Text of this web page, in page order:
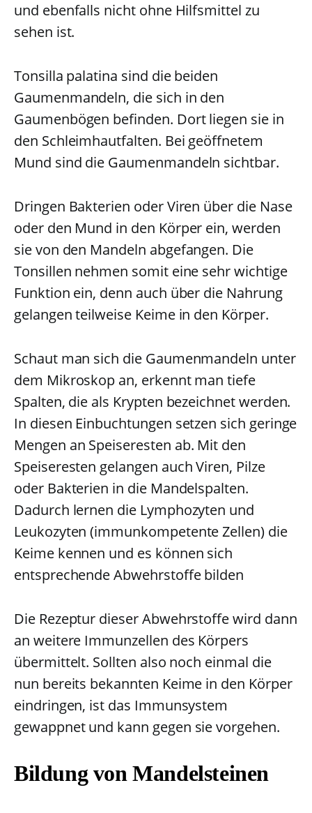
und ebenfalls nicht ohne Hilfsmittel zu
sehen ist.
Tonsilla palatina sind die beiden
Gaumenmandeln, die sich in den
Gaumenbögen befinden. Dort liegen sie in
den Schleimhautfalten. Bei geöffnetem
Mund sind die Gaumenmandeln sichtbar.
Dringen Bakterien oder Viren über die Nase
oder den Mund in den Körper ein, werden
sie von den Mandeln abgefangen. Die
Tonsillen nehmen somit eine sehr wichtige
Funktion ein, denn auch über die Nahrung
gelangen teilweise Keime in den Körper.
Schaut man sich die Gaumenmandeln unter
dem Mikroskop an, erkennt man tiefe
Spalten, die als Krypten bezeichnet werden.
In diesen Einbuchtungen setzen sich geringe
Mengen an Speiseresten ab. Mit den
Speiseresten gelangen auch Viren, Pilze
oder Bakterien in die Mandelspalten.
Dadurch lernen die Lymphozyten und
Leukozyten (immunkompetente Zellen) die
Keime kennen und es können sich
entsprechende Abwehrstoffe bilden
Die Rezeptur dieser Abwehrstoffe wird dann
an weitere Immunzellen des Körpers
übermittelt. Sollten also noch einmal die
nun bereits bekannten Keime in den Körper
eindringen, ist das Immunsystem
gewappnet und kann gegen sie vorgehen.
Bildung von Mandelsteinen